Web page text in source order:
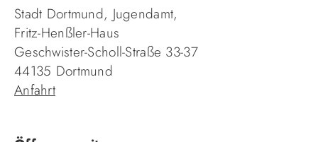
Stadt Dortmund, Jugendamt,
Fritz-Henßler-Haus
Geschwister-Scholl-Straße 33-37
44135 Dortmund
Anfahrt